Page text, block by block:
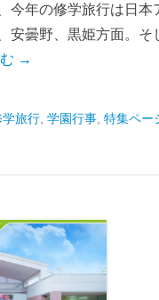
今年の修学旅行は日
安曇野、黒姫方面。
→
学旅行 学園行事 特集ペー